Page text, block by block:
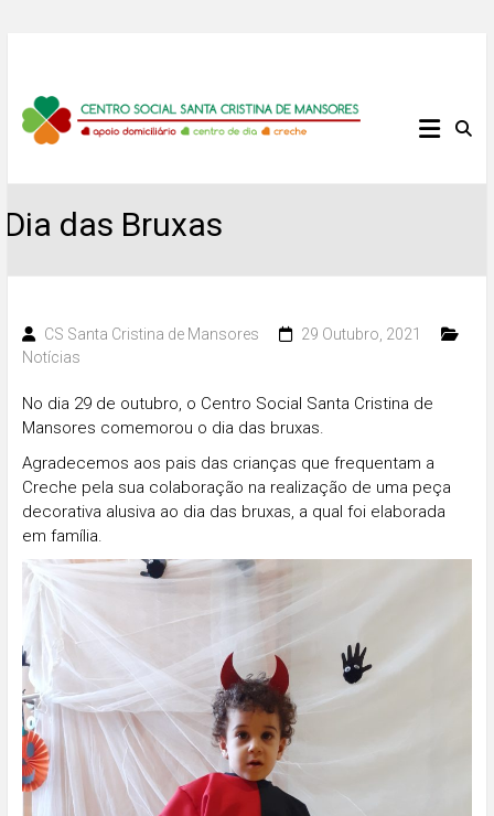
content
Centro
Santa
Cristina
de
Mansores
Dia das Bruxas
CS Santa Cristina de Mansores
29 Outubro, 2021
Notícias
No dia 29 de outubro, o Centro Social Santa Cristina de
Mansores comemorou o dia das bruxas.
Agradecemos aos pais das crianças que frequentam a
Creche pela sua colaboração na realização de uma peça
decorativa alusiva ao dia das bruxas, a qual foi elaborada
em família.